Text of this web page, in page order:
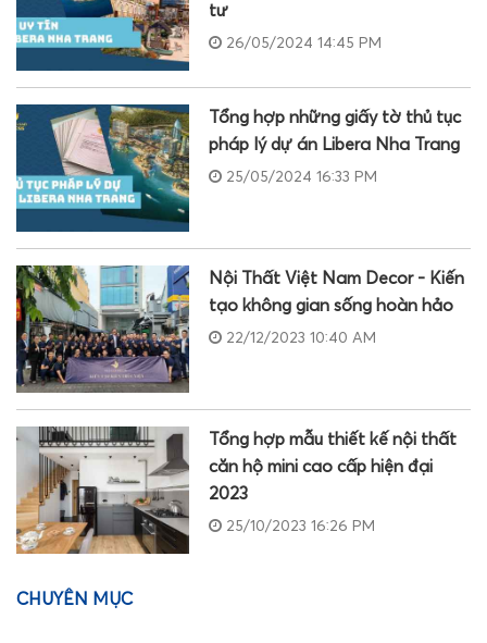
tư
26/05/2024 14:45 PM
Tổng hợp những giấy tờ thủ tục
pháp lý dự án Libera Nha Trang
25/05/2024 16:33 PM
Nội Thất Việt Nam Decor - Kiến
tạo không gian sống hoàn hảo
22/12/2023 10:40 AM
Tổng hợp mẫu thiết kế nội thất
căn hộ mini cao cấp hiện đại
2023
25/10/2023 16:26 PM
CHUYÊN MỤC